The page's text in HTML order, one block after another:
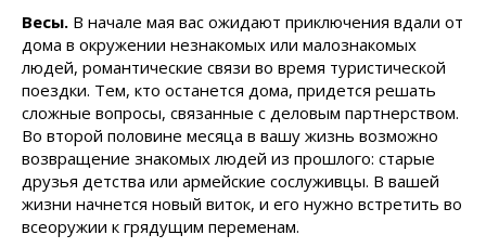
Весы. В начале мая вас ожидают приключения вдали от
дома в окружении незнакомых или малознакомых
людей, романтические связи во время туристической
поездки. Тем, кто останется дома, придется решать
сложные вопросы, связанные с деловым партнерством.
Во второй половине месяца в вашу жизнь возможно
возвращение знакомых людей из прошлого: старые
друзья детства или армейские сослуживцы. В вашей
жизни начнется новый виток, и его нужно встретить во
всеоружии к грядущим переменам.